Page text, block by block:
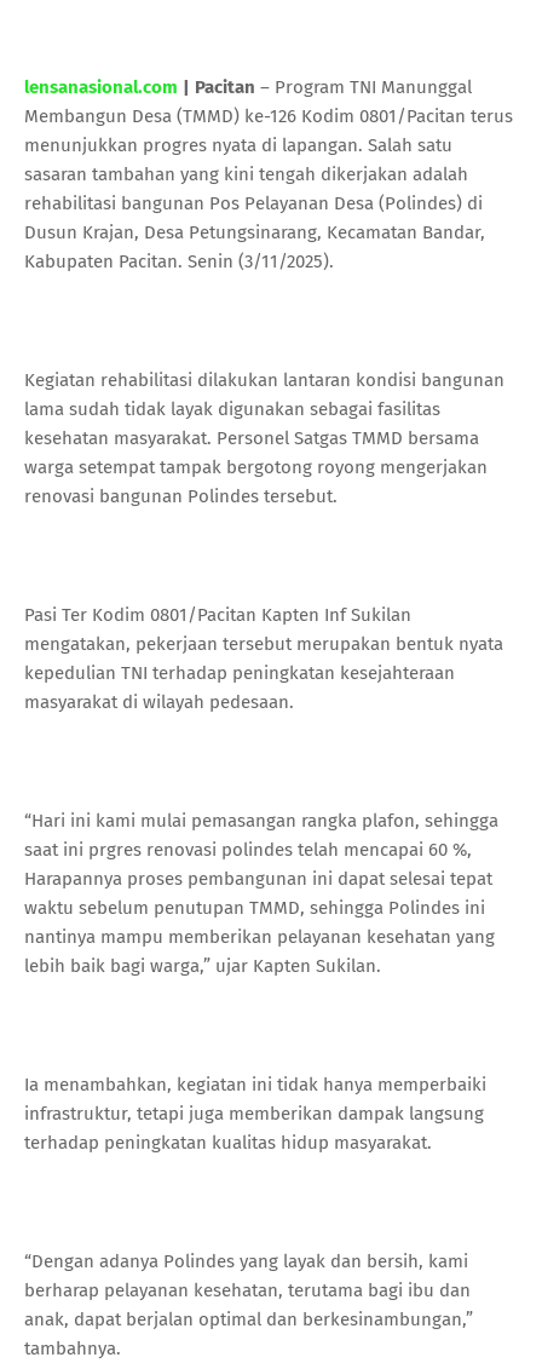
lensanasional.com | Pacitan – Program TNI Manunggal
Membangun Desa (TMMD) ke-126 Kodim 0801/Pacitan terus
menunjukkan progres nyata di lapangan. Salah satu
sasaran tambahan yang kini tengah dikerjakan adalah
rehabilitasi bangunan Pos Pelayanan Desa (Polindes) di
Dusun Krajan, Desa Petungsinarang, Kecamatan Bandar,
Kabupaten Pacitan. Senin (3/11/2025).
Kegiatan rehabilitasi dilakukan lantaran kondisi bangunan
lama sudah tidak layak digunakan sebagai fasilitas
kesehatan masyarakat. Personel Satgas TMMD bersama
warga setempat tampak bergotong royong mengerjakan
renovasi bangunan Polindes tersebut.
Pasi Ter Kodim 0801/Pacitan Kapten Inf Sukilan
mengatakan, pekerjaan tersebut merupakan bentuk nyata
kepedulian TNI terhadap peningkatan kesejahteraan
masyarakat di wilayah pedesaan.
“Hari ini kami mulai pemasangan rangka plafon, sehingga
saat ini prgres renovasi polindes telah mencapai 60 %,
Harapannya proses pembangunan ini dapat selesai tepat
waktu sebelum penutupan TMMD, sehingga Polindes ini
nantinya mampu memberikan pelayanan kesehatan yang
lebih baik bagi warga,” ujar Kapten Sukilan.
Ia menambahkan, kegiatan ini tidak hanya memperbaiki
infrastruktur, tetapi juga memberikan dampak langsung
terhadap peningkatan kualitas hidup masyarakat.
“Dengan adanya Polindes yang layak dan bersih, kami
berharap pelayanan kesehatan, terutama bagi ibu dan
anak, dapat berjalan optimal dan berkesinambungan,”
tambahnya.